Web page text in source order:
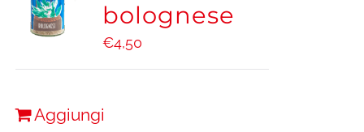
bolognese
€4,50
Aggiungi